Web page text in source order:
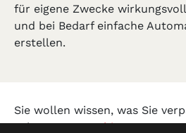
für eigene Zwecke
und bei Bedarf einfache
erstellen.
Sie wollen wissen, was Sie
geht es zumArchiv!